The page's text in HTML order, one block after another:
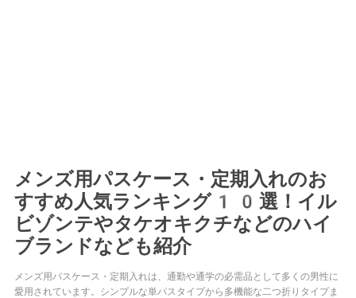
メンズ用パスケース・定期入れのお
すすめ人気ランキング10選！イル
ビゾンテやタケオキクチなどのハイ
ブランドなども紹介
メンズ用パスケース・定期入れは、通勤や通学の必需品として多くの男性に
愛用されています。シンプルな単パスタイプから多機能な二つ折りタイプま